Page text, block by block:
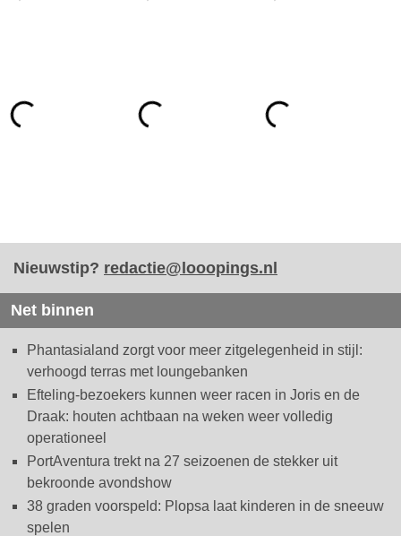
Nieuwstip? redactie@looopings.nl
Net binnen
Phantasialand zorgt voor meer zitgelegenheid in stijl:
verhoogd terras met loungebanken
Efteling-bezoekers kunnen weer racen in Joris en de
Draak: houten achtbaan na weken weer volledig
operationeel
PortAventura trekt na 27 seizoenen de stekker uit
bekroonde avondshow
38 graden voorspeld: Plopsa laat kinderen in de sneeuw
spelen